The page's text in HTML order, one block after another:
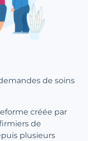
de soins
créée par
de
plusieurs